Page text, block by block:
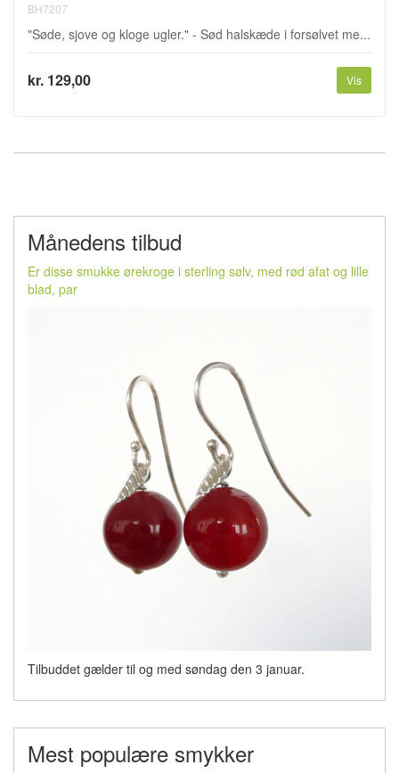
BH7207
"Søde, sjove og kloge ugler." - Sød halskæde i forsølvet me...
kr. 129,00 Vis
Månedens tilbud
Er disse smukke ørekroge i sterling sølv, med rød afat og lille
blad, par
Tilbuddet gælder til og med søndag den 3 januar.
Mest populære smykker